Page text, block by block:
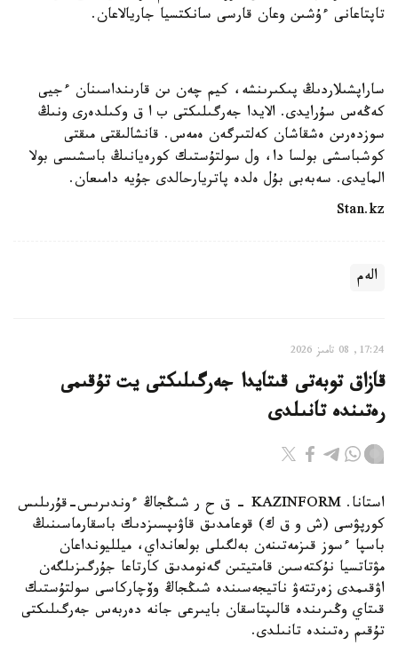
تاپتاعانى ءۇشىن وعان قارسى سانكتسيا جاريالاعان.
ساراپشىلاردىڭ پىكىرىنشە، كيم چەن ىن قارىنداسىنان ءجيى
كەڭەس سۇرايدى. الايدا جەرگىلىكتى ب ا ق وكىلدەرى ونىڭ
سوزدەرىن ەشقاشان كەلتىرگەن ەمەس. قانشالىقتى مىقتى
كوشباسشى بولسا دا، ول سولتۇستىك كورەيانىڭ باسشىسى بولا
المايدى. سەبەبى بۇل ەلدە پاتريارحالدى جۇيە دامىعان.
Stan.kz
الەم
17:24, 08 تامىز 2026
قازاق توبەتى قىتايدا جەرگىلىكتى يت تۇقىمى
رەتىندە تانىلدى
استانا. KAZINFORM – ق ح ر شىڭجاڭ ءوندىرىس-قۇرىلىس
كورپۋسى (ش و ق ك) قوعامدىق قاۋىپسىزدىك باسقارماسىنىڭ
باسپا ءسوز قىزمەتىنەن بەلگىلى بولعانداي، ميلليونداعان
مۋتاتسيا نۇكتەسىن قامتيتىن گەنومدىق كارتاعا جۇرگىزىلگەن
اۋقىمدى زەرتتەۋ ناتيجەسىندە شىڭجاڭ وۆچاركاسى سولتۇستىك
قىتاي وڭىرىندە قالىپتاسقان بايىرعى جانە دەربەس جەرگىلىكتى
تۇقىم رەتىندە تانىلدى.